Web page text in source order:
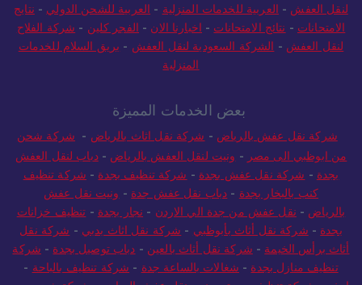
لنقل العفش - العربية للخدمات المنزلية - العربية للشحن الدولي - نتايج
الامتحانات - نتائج الامتحانات - اخبارنا الان - الفجر كلين - شركة الفلاح
لنقل العفش - الشركة السعودية لنقل العفش - بريق السلام للخدمات
المنزلية
بعض الخدمات المميزة
شركة نقل عفش بالرياض - شركة نقل اثاث بالرياض - شركة شحن
من ابوظبي الى مصر - ونيت لنقل العفش بالرياض -دباب لنقل العفش
بجدة - شركة نقل عفش بجدة - شركة تنظيف بجدة - شركة تنظيف
كنب بالبخار بجدة - دباب نقل عفش جدة - ونيت نقل عفش
بالرياض - نقل عفش من جدة الي الاردن - نجار بجدة - تنظيف خزانات
بجدة - شركة نقل أثاث بأبوظبي - شركة نقل اثاث بدبي - شركة نقل
أثاث برأس الخيمة - شركة نقل أثاث بالعين - دباب توصيل بجدة - شركة
تنظيف منازل بجدة - شغالات بالساعة جدة - شركة تنظيف بالباحة -